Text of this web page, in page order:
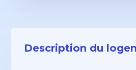
Description du